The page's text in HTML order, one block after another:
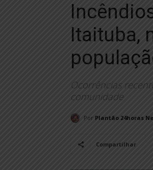
Itaituba,
Ocorrências
comunidade
Por Plantão 24horas
Compartilhar